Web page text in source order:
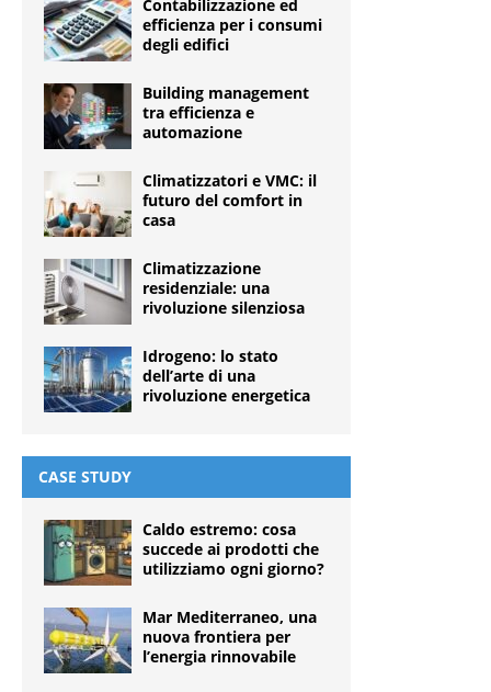
Contabilizzazione ed
efficienza per i consumi
degli edifici
Building management
tra efficienza e
automazione
Climatizzatori e VMC: il
futuro del comfort in
casa
Climatizzazione
residenziale: una
rivoluzione silenziosa
Idrogeno: lo stato
dell’arte di una
rivoluzione energetica
CASE STUDY
Caldo estremo: cosa
succede ai prodotti che
utilizziamo ogni giorno?
Mar Mediterraneo, una
nuova frontiera per
l’energia rinnovabile